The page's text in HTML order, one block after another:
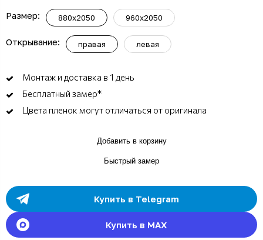
Размер: 880x2050 960x2050
Открывание: правая левая
Монтаж и доставка в 1 день
Бесплатный замер*
Цвета пленок могут отличаться от оригинала
Добавить в корзину
Быстрый замер
Купить в Telegram
Купить в MAX